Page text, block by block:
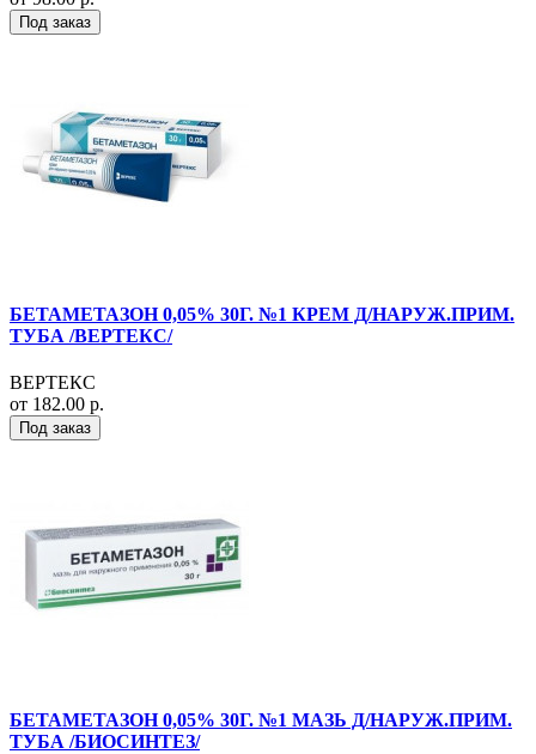
Под заказ
БЕТАМЕТАЗОН 0,05% 30Г. №1 КРЕМ Д/НАРУЖ.ПРИМ.
ТУБА /ВЕРТЕКС/
ВЕРТЕКС
от 182.00 р.
Под заказ
БЕТАМЕТАЗОН 0,05% 30Г. №1 МАЗЬ Д/НАРУЖ.ПРИМ.
ТУБА /БИОСИНТЕЗ/